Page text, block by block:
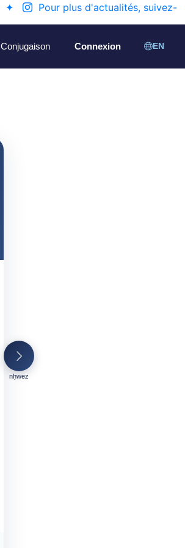
✦
Pour plus d'actualités, suivez-
Conjugaison Connexion EN
nḥwez